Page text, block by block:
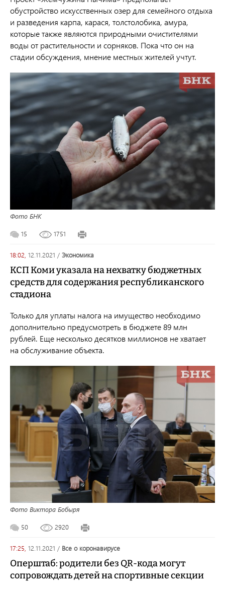
обустройство искусственных озер для семейного отдыха
и разведения карпа, карася, толстолобика, амура,
которые также являются природными очистителями
воды от растительности и сорняков. Пока что он на
стадии обсуждения, мнение местных жителей учтут.
Фото БНК
15 1751
18:02, 12.11.2021 / экономика
КСП Коми указала на нехватку бюджетных
средств для содержания республиканского
стадиона
Только для уплаты налога на имущество необходимо
дополнительно предусмотреть в бюджете 89 млн
рублей. Еще несколько десятков миллионов не хватает
на обслуживание объекта.
Фото Виктора Бобыря
50 2920
17:25, 12.11.2021 / все о коронавирусе
Оперштаб: родители без QR-кода могут
сопровождать детей на спортивные секции